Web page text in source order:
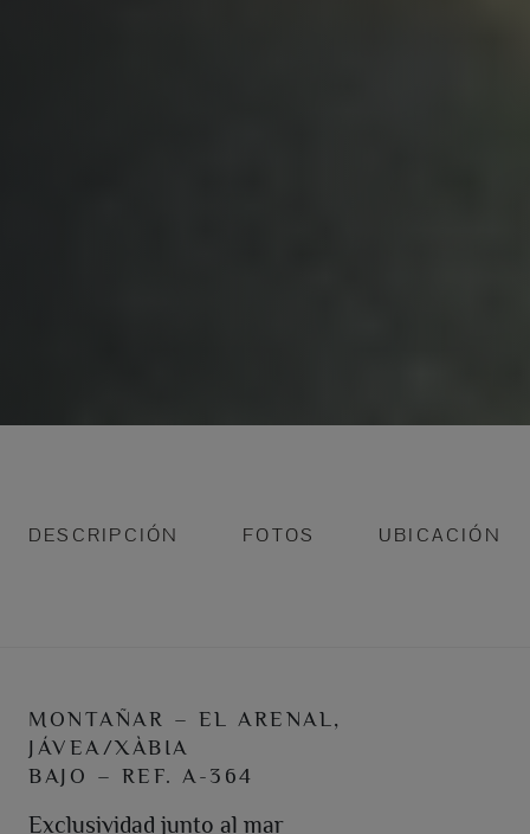
DESCRIPCIÓN FOTOS UBICACIÓN
MONTAÑAR – EL ARENAL,
JÁVEA/XÀBIA
BAJO – REF. A-364
Exclusividad junto al mar